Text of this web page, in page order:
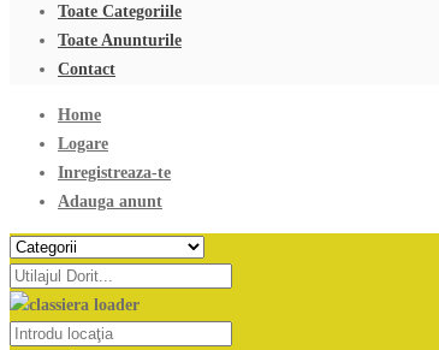
Toate Categoriile
Toate Anunturile
Contact
Home
Logare
Inregistreaza-te
Adauga anunt